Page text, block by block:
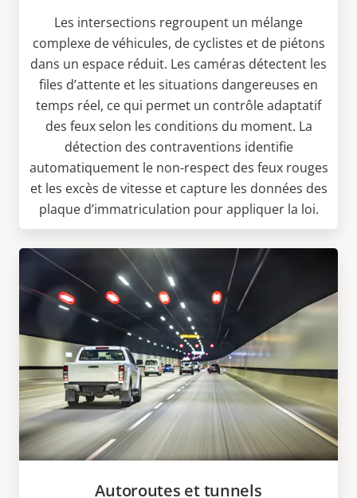
Les intersections regroupent un mélange
complexe de véhicules, de cyclistes et de piétons
dans un espace réduit. Les caméras détectent les
files d’attente et les situations dangereuses en
temps réel, ce qui permet un contrôle adaptatif
des feux selon les conditions du moment. La
détection des contraventions identifie
automatiquement le non-respect des feux rouges
et les excès de vitesse et capture les données des
plaque d’immatriculation pour appliquer la loi.
Autoroutes et tunnels